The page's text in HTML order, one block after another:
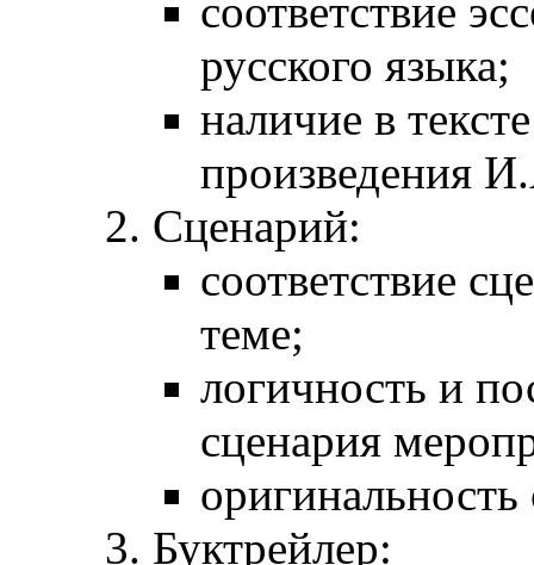
соответствие
русского языка;
наличие в
произведения
Сценарий:
соответствие
теме;
логичность и
сценария
Буктрейлер: